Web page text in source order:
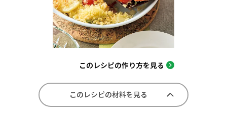
このレシピの作り方を見る
このレシピの材料を見る